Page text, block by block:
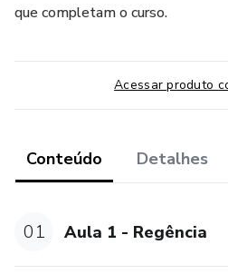
que completam o curso.
Acessar produto
Conteúdo Detalhes
01 Aula 1 - Regência